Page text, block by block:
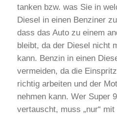
tanken bzw. was Sie in
Diesel in einen Benziner
dass das Auto zu einem
bleibt, da der Diesel nicht
kann. Benzin in einen
vermeiden, da die
richtig arbeiten und der
nehmen kann. Wer Super
vertauscht, muss „nur“